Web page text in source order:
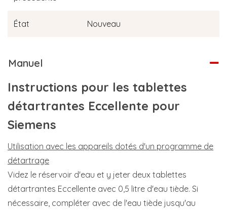
État Nouveau
Manuel
Instructions pour les tablettes
détartrantes Eccellente pour
Siemens
Utilisation avec les appareils dotés d'un programme de
détartrage
Videz le réservoir d'eau et y jeter deux tablettes
détartrantes Eccellente avec 0,5 litre d'eau tiède. Si
nécessaire, compléter avec de l'eau tiède jusqu'au